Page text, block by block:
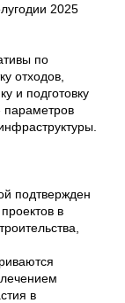
2025
по
отходов,
и подготовку
параметров
подтвержден
в
в